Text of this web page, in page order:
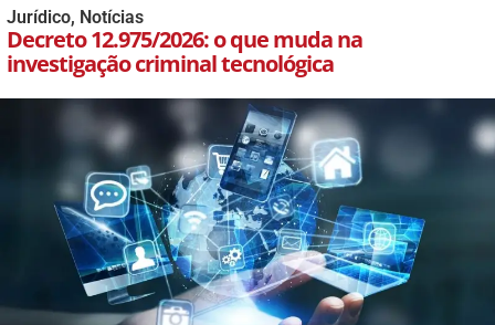
Jurídico, Notícias
Decreto 12.975/2026: o que muda na
investigação criminal tecnológica